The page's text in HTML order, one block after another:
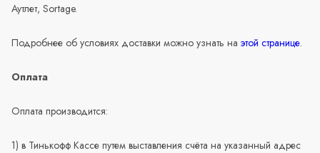
Аутлет, Sortage.
Подробнее об условиях доставки можно узнать на этой странице.
Оплата
Оплата производится:
1) в Тинькофф Кассе путем выставления счёта на указанный адрес